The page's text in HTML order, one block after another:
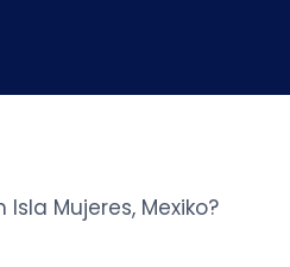
Mujeres, Mexiko?